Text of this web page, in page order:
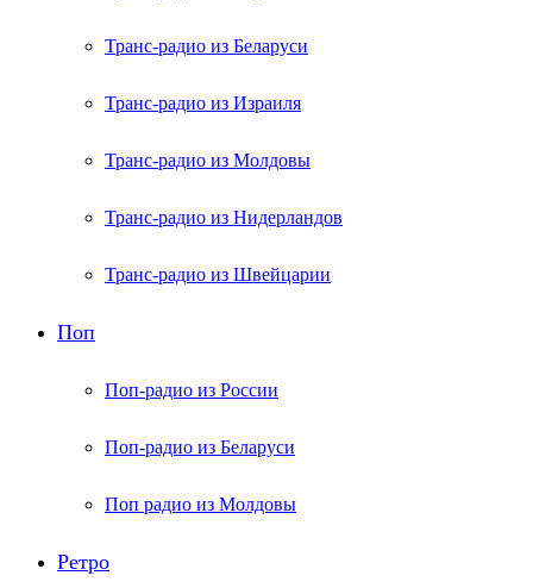
Транс-радио из Беларуси
Транс-радио из Израиля
Транс-радио из Молдовы
Транс-радио из Нидерландов
Транс-радио из Швейцарии
Поп
Поп-радио из России
Поп-радио из Беларуси
Поп радио из Молдовы
Ретро